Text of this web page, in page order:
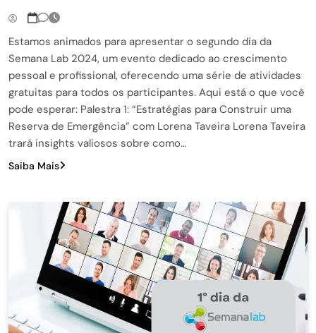
Estamos animados para apresentar o segundo dia da
Semana Lab 2024, um evento dedicado ao crescimento
pessoal e profissional, oferecendo uma série de atividades
gratuitas para todos os participantes. Aqui está o que você
pode esperar: Palestra 1: “Estratégias para Construir uma
Reserva de Emergência” com Lorena Taveira Lorena Taveira
trará insights valiosos sobre como…
Saiba Mais